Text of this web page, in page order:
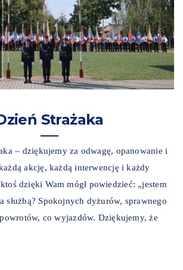
Strażaka
– dziękujemy za odwagę, opanowanie i
akcję, każdą interwencję i każdy
dzięki Wam mógł powiedzieć: „jestem
służbą? Spokojnych dyżurów, sprawnego
co wyjazdów. Dziękujemy, że